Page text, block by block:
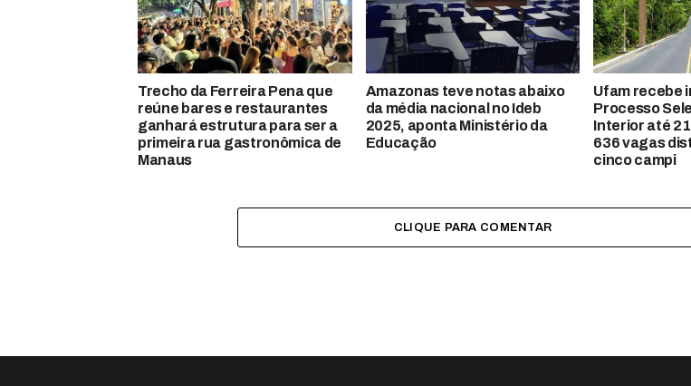
Trecho da Ferreira Pena que
reúne bares e restaurantes
ganhará estrutura para ser a
primeira rua gastronômica de
Manaus
Amazonas teve notas abaixo
da média nacional no Ideb
2025, aponta Ministério da
Educação
Ufam recebe
Processo
Interior até
636 vagas
cinco campi
CLIQUE PARA COMENTAR